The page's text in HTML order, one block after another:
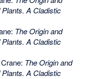
A Cladistic
The Origin and
A Cladistic
The Origin and
A Cladistic